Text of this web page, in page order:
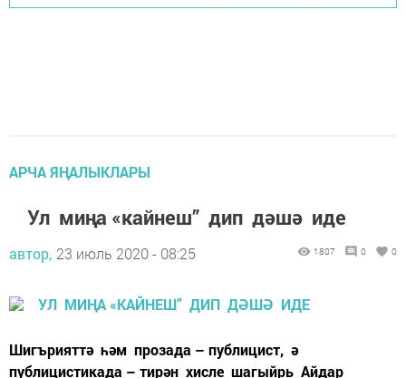
АРЧА ЯҢАЛЫКЛАРЫ
Ул миңа «кайнеш” дип дәшә иде
автор, 23 июль 2020 - 08:25 1807 0 0
Шигърияттә һәм прозада – публицист, ә
публицистикада – тирән хисле шагыйрь Айдар